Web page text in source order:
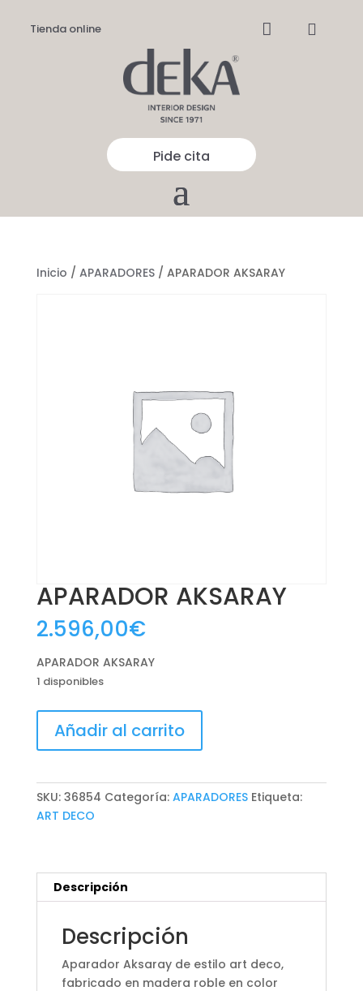
Tienda online  
Pide cita
Inicio / APARADORES/ APARADOR AKSARAY
APARADOR AKSARAY
2.596,00€
APARADOR AKSARAY
1 disponibles
AKSARAY
cantidad
Añadir al carrito
SKU: 36854 Categoría: APARADORES Etiqueta:
ART DECO
Descripción
Descripción
Aparador Aksaray de estilo art deco,
fabricado en madera roble en color